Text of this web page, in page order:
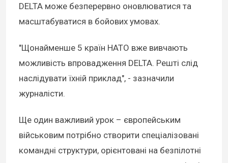
DELTA може безперервно оновлюватися та
масштабуватися в бойових умовах.
"Щонайменше 5 країн НАТО вже вивчають
можливість впровадження DELTA. Решті слід
наслідувати їхній приклад", - зазначили
журналісти.
Ще один важливий урок – європейським
військовим потрібно створити спеціалізовані
командні структури, орієнтовані на безпілотні